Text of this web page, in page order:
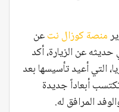
منصة كوزال نتعن
عن الزيارة، أكد
التي أعيد تأسيسها بعد
أبعاداً جديدة
المرافق له.